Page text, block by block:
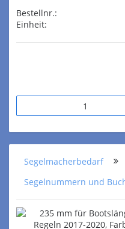
Bestellnr.:
Einheit:
Segelmacherbedarf
Segelnummern und